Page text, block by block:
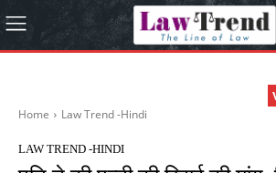
Home Law Trend -Hindi
LAW TREND -HINDI